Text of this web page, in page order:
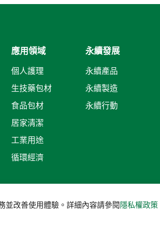
應用領域
個人護理
生技藥包材
食品包材
居家清潔
工業用途
循環經濟
永續發展
永續產品
永續製造
永續行動
並改善使用體驗。詳細內容請參閱 隱私權政策